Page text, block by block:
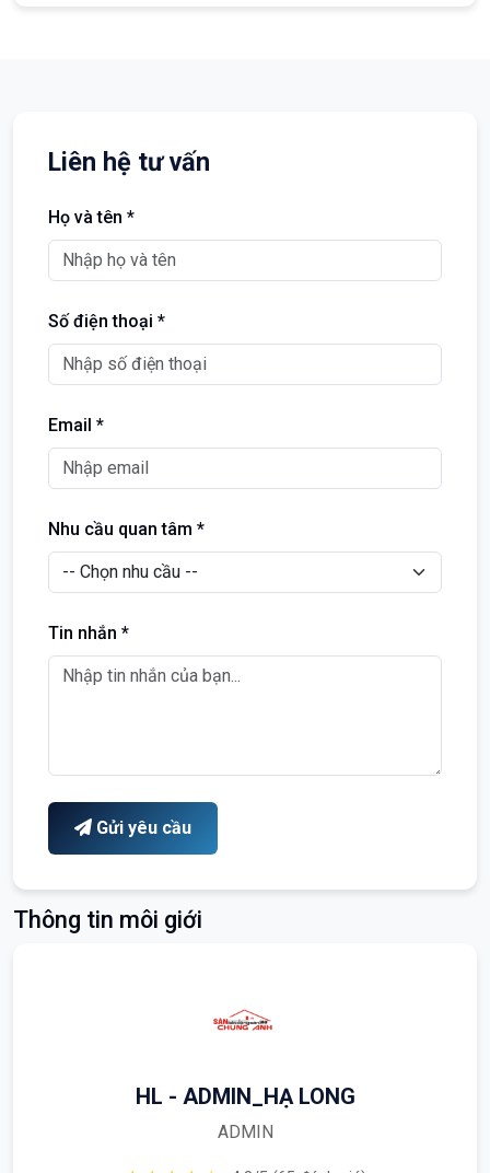
Liên hệ tư vấn
Họ và tên *
Số điện thoại *
Email *
Nhu cầu quan tâm *
Tin nhắn *
Gửi yêu cầu
Thông tin môi giới
HL - ADMIN_HẠ LONG
ADMIN